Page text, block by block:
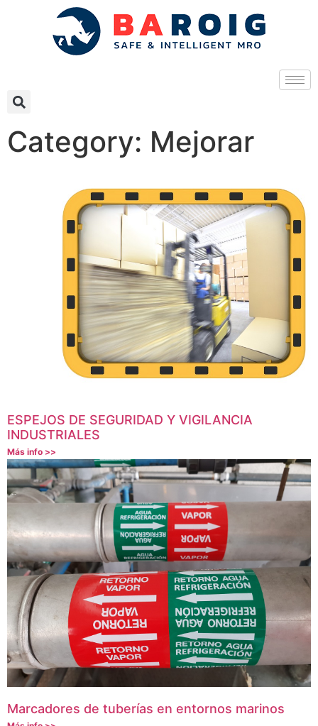
Category: Mejorar
ESPEJOS DE SEGURIDAD Y VIGILANCIA
INDUSTRIALES
Más info >>
Marcadores de tuberías en entornos marinos